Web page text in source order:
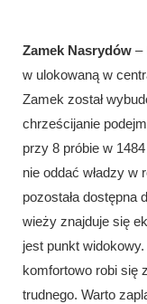
Zamek Nasrydów –
w ulokowaną w
Zamek został
chrześcijanie
przy 8 próbie w
nie oddać władzy w
pozostała dostępna
wieży znajduje się
jest punkt
komfortowo robi się
trudnego. Warto